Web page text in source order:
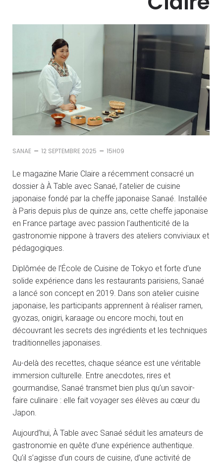
SANAE – 12 SEPTEMBRE 2025 – 15H09
Le magazine Marie Claire a récemment consacré un
dossier à À Table avec Sanaé, l’atelier de cuisine
japonaise fondé par la cheffe japonaise Sanaé. Installée
à Paris depuis plus de quinze ans, cette cheffe japonaise
en France partage avec passion l’authenticité de la
gastronomie nippone à travers des ateliers conviviaux et
pédagogiques.
Diplômée de l’École de Cuisine de Tokyo et forte d’une
solide expérience dans les restaurants parisiens, Sanaé
a lancé son concept en 2019. Dans son atelier cuisine
japonaise, les participants apprennent à réaliser ramen,
gyozas, onigiri, karaage ou encore mochi, tout en
découvrant les secrets des ingrédients et les techniques
traditionnelles japonaises.
Au-delà des recettes, chaque séance est une véritable
immersion culturelle. Entre anecdotes, rires et
gourmandise, Sanaé transmet bien plus qu’un savoir-
faire culinaire : elle fait voyager ses élèves au cœur du
Japon.
Aujourd’hui, À Table avec Sanaé séduit les amateurs de
gastronomie en quête d’une expérience authentique.
Qu’il s’agisse d’un cours de cuisine, d’une activité de